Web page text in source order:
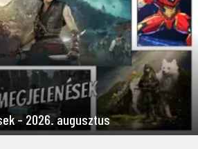
– 2026. augusztus